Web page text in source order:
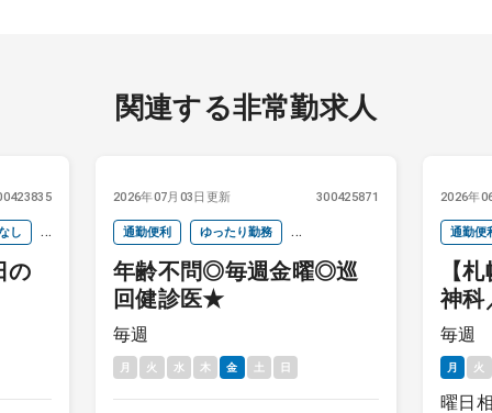
関連する非常勤求人
し
の
2026年07月03日更新 300425871
通勤便利 ゆったり勤務
救急対応なし 時間調整
後期研修医可
年齢不問◎毎週金曜◎巡
回健診医★
毎週
月 火 水 木 金 土 日
2026年
通勤便
【
神科
ライ
毎週
月 火
曜日